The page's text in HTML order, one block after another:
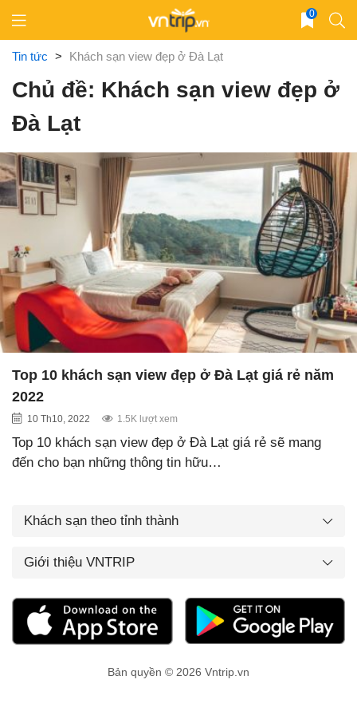
content
0
Tin tức > Khách sạn view đẹp ở Đà Lạt
Chủ đề: Khách sạn view đẹp ở
Đà Lạt
Top 10 khách sạn view đẹp ở Đà Lạt giá rẻ năm
2022
10 Th10, 2022 1.5K lượt xem
Top 10 khách sạn view đẹp ở Đà Lạt giá rẻ sẽ mang
đến cho bạn những thông tin hữu…
Khách sạn theo tỉnh thành
Giới thiệu VNTRIP
Bản quyền © 2026 Vntrip.vn